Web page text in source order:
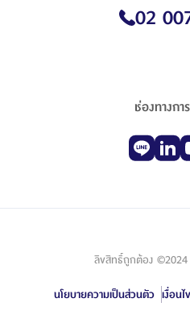
02
ช่องทางก
ลิขสิทธิ์ถูกต้อง ©2024
นโยบายความเป็นส่วนตัว เงื่อน